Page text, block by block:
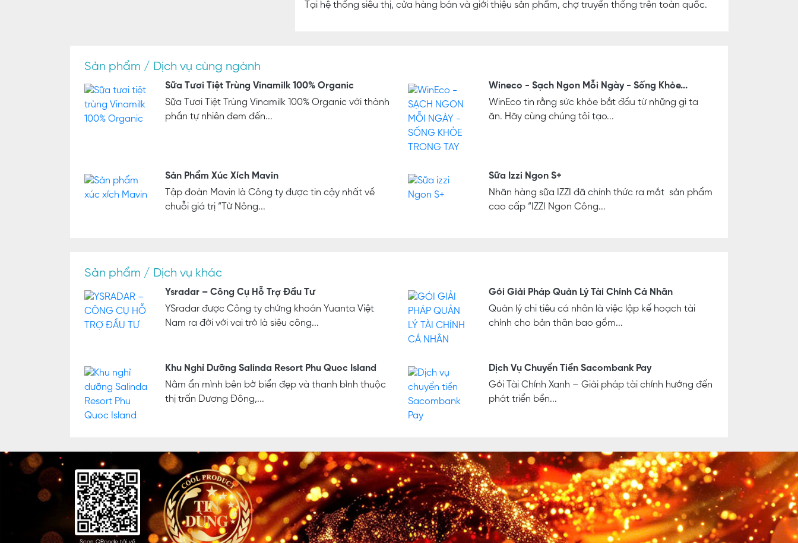
Tại hệ thống siêu thị, cửa hàng bán và giới thiệu sản phẩm, chợ truyền thống trên toàn quốc.
Sản phẩm / Dịch vụ cùng ngành
Sữa Tươi Tiệt Trùng Vinamilk 100% Organic
Sữa Tươi Tiệt Trùng Vinamilk 100% Organic với thành
phần tự nhiên đem đến...
Wineco - Sạch Ngon Mỗi Ngày - Sống Khỏe...
WinEco tin rằng sức khỏe bắt đầu từ những gì ta
ăn. Hãy cùng chúng tôi tạo...
Sản Phẩm Xúc Xích Mavin
Tập đoàn Mavin là Công ty được tin cậy nhất về
chuỗi giá trị “Từ Nông...
Sữa Izzi Ngon S+
Nhãn hàng sữa IZZI đã chính thức ra mắt sản phẩm
cao cấp “IZZI Ngon Công...
Sản phẩm / Dịch vụ khác
Ysradar – Công Cụ Hỗ Trợ Đầu Tư
YSradar được Công ty chứng khoán Yuanta Việt
Nam ra đời với vai trò là siêu công...
Gói Giải Pháp Quản Lý Tài Chính Cá Nhân
Quản lý chi tiêu cá nhân là việc lập kế hoạch tài
chính cho bản thân bao gồm...
Khu Nghỉ Dưỡng Salinda Resort Phu Quoc Island
Nằm ẩn mình bên bờ biển đẹp và thanh bình thuộc
thị trấn Dương Đông,...
Dịch Vụ Chuyển Tiền Sacombank Pay
Gói Tài Chính Xanh – Giải pháp tài chính hướng đến
phát triển bền...